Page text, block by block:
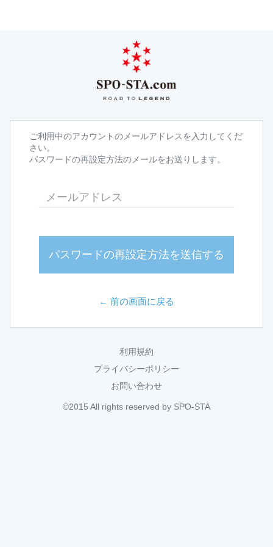
ご利用中のアカウントのメールアドレスを入力してくだ
さい。
パスワードの再設定方法のメールをお送りします。
パスワードの再設定方法を送信する
← 前の画面に戻る
利用規約
プライバシーポリシー
お問い合わせ
©2015 All rights reserved by SPO-STA